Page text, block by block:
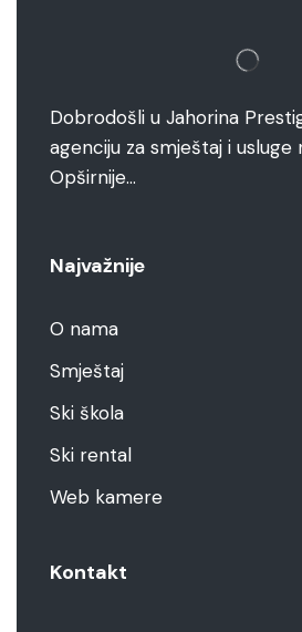
Dobrodošli u Jahorina
agenciju za smještaj i usluge
Opširnije…
Najvažnije
O nama
Smještaj
Ski škola
Ski rental
Web kamere
Kontakt